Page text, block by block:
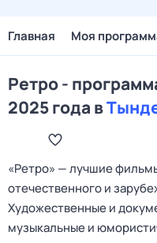
Главная Моя
Ретро -
2025 года в
«Ретро» — лучшие
отечественного и
Художественные и
музыкальные и